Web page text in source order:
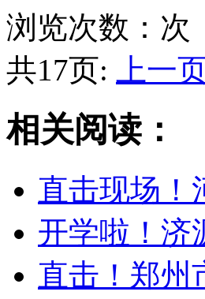
浏览次数： 次
共17页:
上一
相关阅读：
直击现场！
开学啦！济
直击！郑州